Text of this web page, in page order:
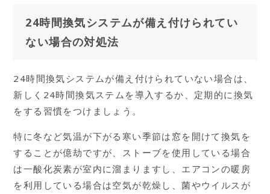
24時間換気システムが備え付けられてい
ない場合の対処法
24時間換気システムが備え付けられていない場合は、
新しく24時間換気ステムを導入するか、定期的に換気
をする習慣をつけましょう。
特に冬など気温が下がる寒い季節は窓を開けて換気を
することが億劫ですが、ストーブを使用している場合
は一酸化炭素が室内に溜まりますし、エアコンの暖房
を利用している場合は空気が乾燥し、菌やウイルスが